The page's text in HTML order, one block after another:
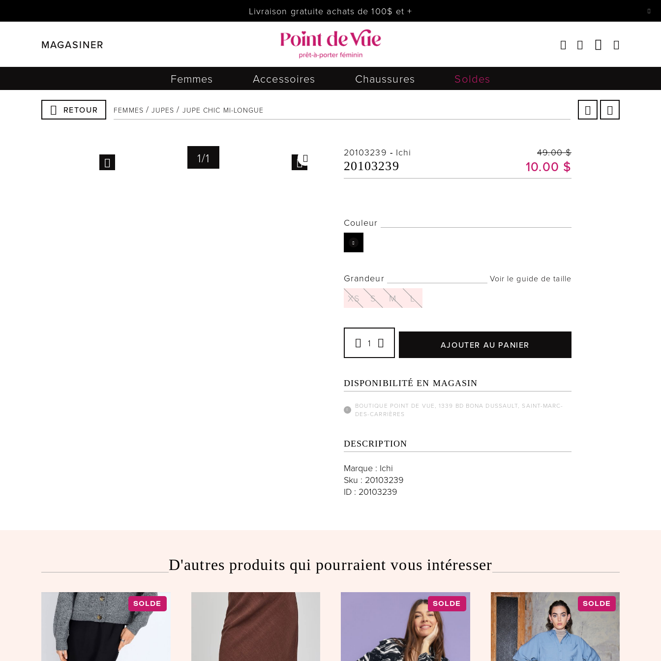
Livraison gratuite achats de 100$ et +
MAGASINER
FILTRER
Femmes Accessoires Chaussures Soldes
RETOUR FEMMES JUPES JUPE CHIC MI-LONGUE
1/1 20103239 - Ichi
20103239 10.00 $
49.00 $
Couleur
Grandeur Voir le guide de taille
XS S M L
AJOUTER AU PANIER
DISPONIBILITÉ EN MAGASIN
BOUTIQUE POINT DE VUE, 1339 BD BONA DUSSAULT, SAINT-MARC-
DES-CARRIÈRES
DESCRIPTION
Marque : Ichi
Sku : 20103239
ID : 20103239
D'autres produits qui pourraient vous intéresser
SOLDE SOLDE SOLDE